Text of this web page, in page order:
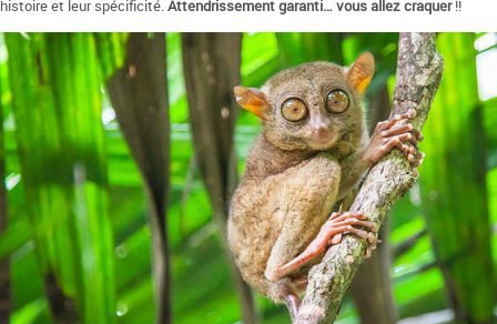
histoire et leur spécificité.Attendrissement garanti… vous allez craquer!!